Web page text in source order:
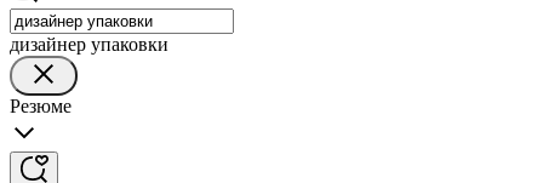
дизайнер упаковки
Резюме